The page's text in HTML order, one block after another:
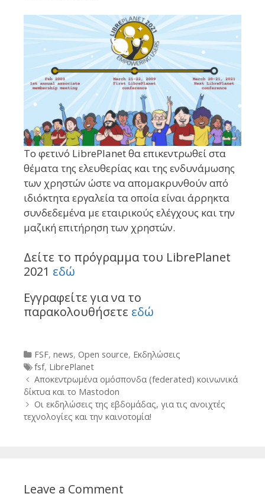
Το φετινό LibrePlanet θα επικεντρωθεί στα
θέματα της ελευθερίας και της ενδυνάμωσης
των χρηστών ώστε να απομακρυνθούν από
ιδιόκτητα εργαλεία τα οποία είναι άρρηκτα
συνδεδεμένα με εταιρικούς ελέγχους και την
μαζική επιτήρηση των χρηστών.
Δείτε το πρόγραμμα του LibrePlanet
2021 εδώ
Εγγραφείτε για να το
παρακολουθήσετε εδώ
Categories
FSF, news, Open source, Εκδηλώσεις
Tags
fsf, LibrePlanet
Post
navigation
Αποκεντρωμένα ομόσπονδα (federated) κοινωνικά
δίκτυα και το Mastodon
Οι εκδηλώσεις της εβδομάδας, για τις ανοιχτές
τεχνολογίες και την καινοτομία!
Leave a Comment